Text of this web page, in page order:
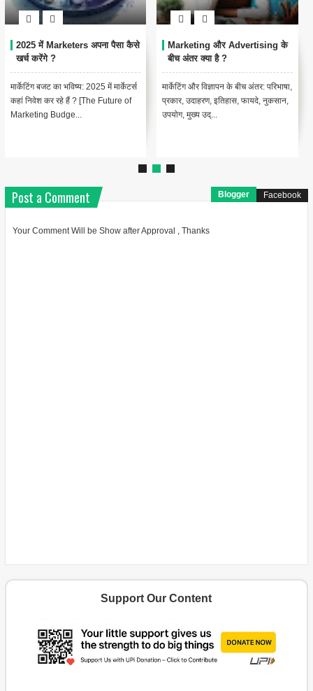
2025 में Marketers अपना पैसा कैसे
खर्च करेंगे ?
मार्केटिंग बजट का भविष्य: 2025 में मार्केटर्स
कहां निवेश कर रहे हैं ? [The Future of
Marketing Budge...
Marketing और Advertising के
बीच अंतर क्या है ?
मार्केटिंग और विज्ञापन के बीच अंतर: परिभाषा,
प्रकार, उदाहरण, इतिहास, फायदे, नुकसान,
उपयोग, मुख्य उद्...
Post a Comment Blogger Facebook
Your Comment Will be Show after Approval , Thanks
Support Our Content